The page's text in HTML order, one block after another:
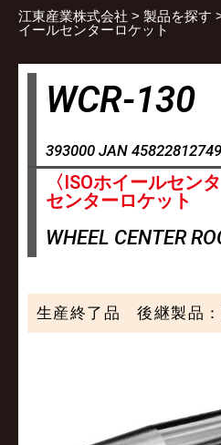
江東産業株式会社 > 製品を探す
イールセンターロケット
WCR-130
393000 JAN
〈ISOホイールセン
センターロケット
WHEEL CENTER
生産終了品 後継製品：